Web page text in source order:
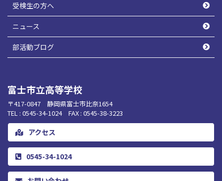
受検生の方へ
ニュース
部活動ブログ
富士市立高等学校
〒417-0847 静岡県富士市比奈1654
TEL : 0545-34-1024 FAX : 0545-38-3223
アクセス
0545-34-1024